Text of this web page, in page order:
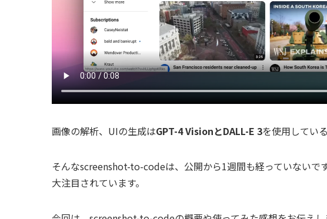
画像の解析、UIの生成はGPT-4 VisionとDALL-E 3を使用してい
そんなscreenshot-to-codeは、公開から1週間も経っていないで
大注目されています。